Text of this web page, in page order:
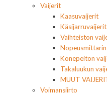
Vaijerit
Kaasuvaijerit
Käsijarruvaijerit
Vaihteiston
Konepeiton
Takaluukun
MUUT
Voimansiirto